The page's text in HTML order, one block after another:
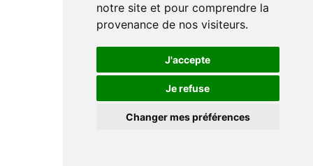
notre site et pour comprendre la
provenance de nos visiteurs.
J'accepte
Je refuse
Changer mes préférences